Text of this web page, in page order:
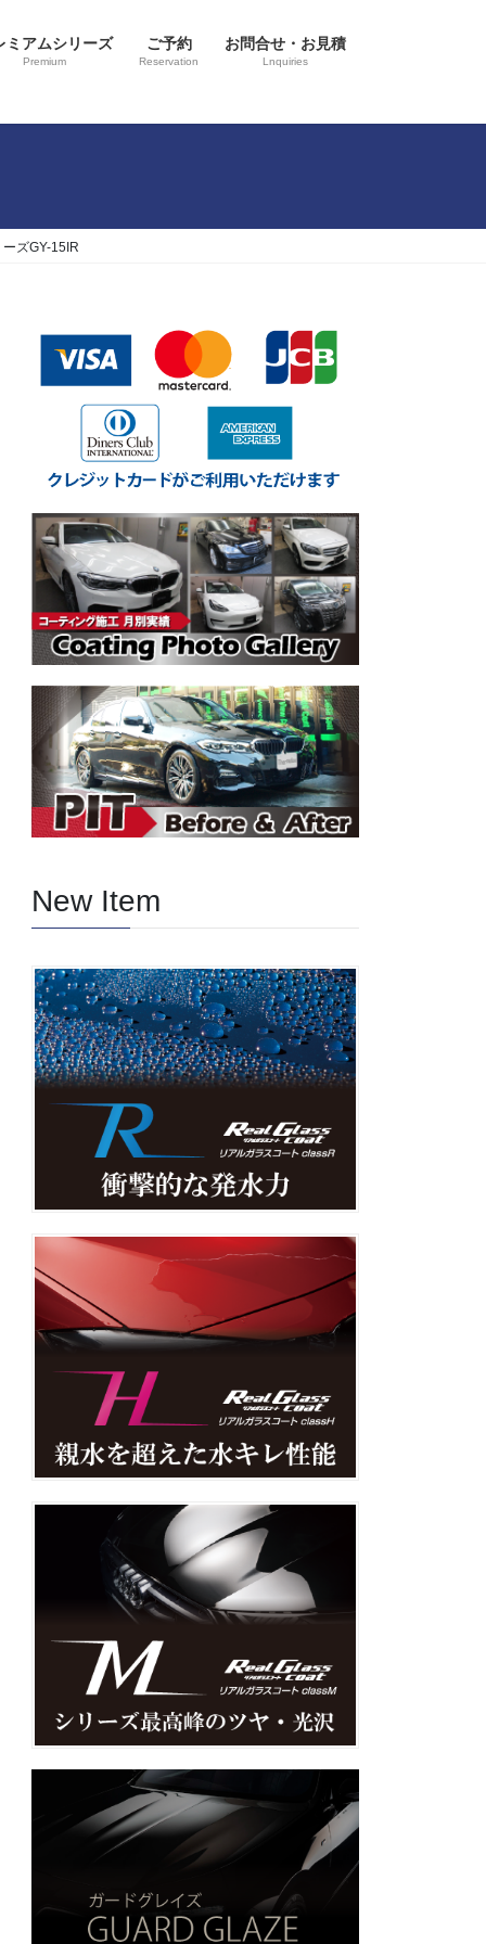
ミアムシリーズ
Premium
ご予約
Reservation
お問合せ・お見積
Lnquiries
ズGY-15IR
New Item